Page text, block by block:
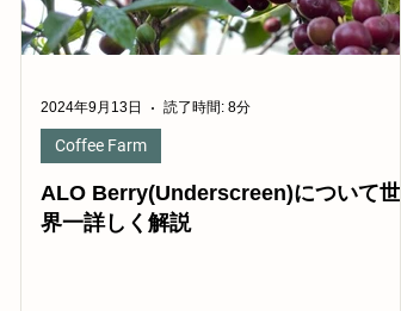
ALO Berry(Underscreen)について世
界一詳しく解説
Coffee Farm
2024年9月13日 読了時間: 8分